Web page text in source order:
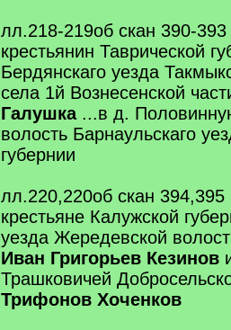
лл.218-219об скан 390-393
крестьянин Таврической
Бердянскаго уезда
села 1й Вознесенской
Галушка...в д.
волость Барнаульскаго
губернии
лл.220,220об скан 394,395
крестьяне Калужской
уезда Жередевской
Иван Григорьев Кезинов
Трашковичей
Трифонов Хоченков